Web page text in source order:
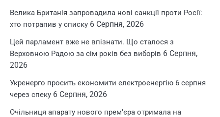
Велика Британія запровадила нові санкції проти Росії:
хто потрапив у списку 6 Серпня, 2026
Цей парламент вже не впізнати. Що сталося з
Верховною Радою за сім років без виборів 6 Серпня,
2026
Укренерго просить економити електроенергію 6 серпня
через спеку 6 Серпня, 2026
Очільниця апарату нового прем’єра отримала на